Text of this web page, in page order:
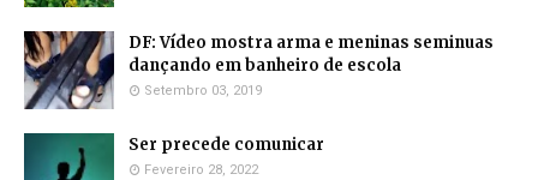
DF: Vídeo mostra arma e meninas seminuas
dançando em banheiro de escola
Setembro 03, 2019
Ser precede comunicar
Fevereiro 28, 2022